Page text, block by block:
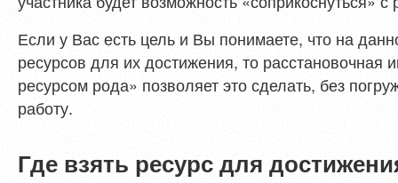
Если у Вас есть цель и Вы понимаете, что на
ресурсов для их достижения, то расстановочная
ресурсом рода» позволяет это сделать, без
работу.
Где взять ресурс для